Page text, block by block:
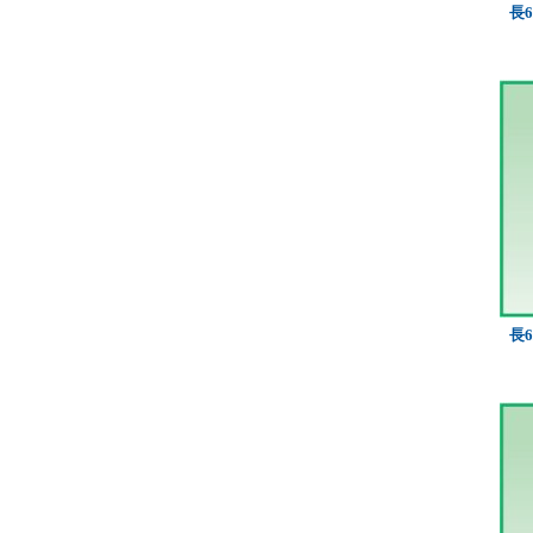
長
長